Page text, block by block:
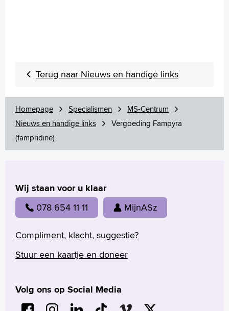
Terug naar Nieuws en handige links
Homepage Specialismen
MS-Centrum
Nieuws en handige links
Vergoeding Fampyra
(fampridine)
Wij staan voor u klaar
078 654 11 11 MijnASz
Compliment, klacht, suggestie?
Stuur een kaartje en doneer
Volg ons op Social Media